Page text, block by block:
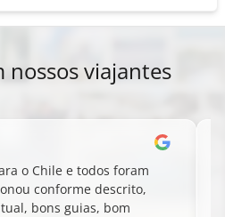
nossos viajantes
o Chile e todos foram